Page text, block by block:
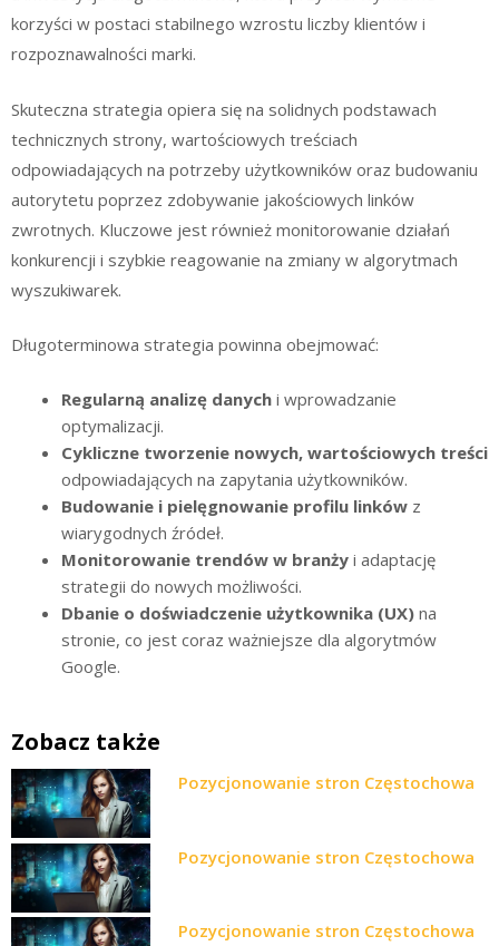
korzyści w postaci stabilnego wzrostu liczby klientów i
rozpoznawalności marki.
Skuteczna strategia opiera się na solidnych podstawach
technicznych strony, wartościowych treściach
odpowiadających na potrzeby użytkowników oraz budowaniu
autorytetu poprzez zdobywanie jakościowych linków
zwrotnych. Kluczowe jest również monitorowanie działań
konkurencji i szybkie reagowanie na zmiany w algorytmach
wyszukiwarek.
Długoterminowa strategia powinna obejmować:
Regularną analizę danych i wprowadzanie
optymalizacji.
Cykliczne tworzenie nowych, wartościowych treści
odpowiadających na zapytania użytkowników.
Budowanie i pielęgnowanie profilu linków z
wiarygodnych źródeł.
Monitorowanie trendów w branży i adaptację
strategii do nowych możliwości.
Dbanie o doświadczenie użytkownika (UX) na
stronie, co jest coraz ważniejsze dla algorytmów
Google.
Zobacz także
Pozycjonowanie stron Częstochowa
Pozycjonowanie stron Częstochowa
Pozycjonowanie stron Częstochowa